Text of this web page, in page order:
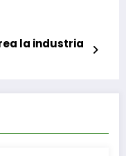
la industria